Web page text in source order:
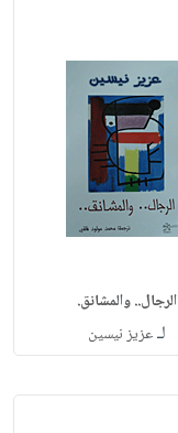
الرجال.. والمشانق.
لـعزيز نيسين